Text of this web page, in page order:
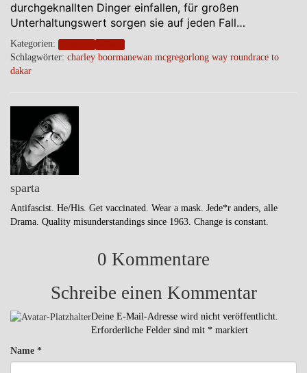
durchgeknallten Dinger einfallen, für großen
Unterhaltungswert sorgen sie auf jeden Fall…
Kategorien:
Schlagwörter: charley boormanewan mcgregorlong way roundrace to
dakar
sparta
Antifascist. He/His. Get vaccinated. Wear a mask. Jede*r anders, alle
Drama. Quality misunderstandings since 1963. Change is constant.
0 Kommentare
Schreibe einen Kommentar
Deine E-Mail-Adresse wird nicht veröffentlicht.
Erforderliche Felder sind mit * markiert
Name *